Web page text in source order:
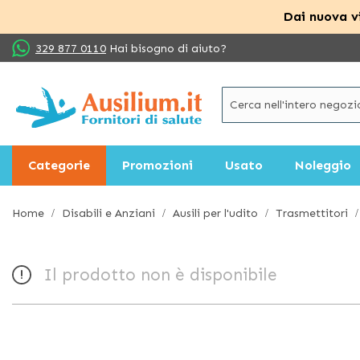
Dai nuova
Salta
al
329 877 0110 Hai bisogno di aiuto?
Categorie Promozioni Usato Noleggio
Home Disabili e Anziani Ausili per l'udito Trasmettitori
Il prodotto non è disponibile